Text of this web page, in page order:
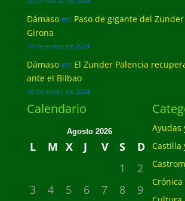
Dámasoen Paso de gigante del
Girona
14 de enero de 2024
Dámasoen El Zunder Palencia
ante el Bilbao
14 de enero de 2024
Calendario
Agosto 2026
L M X J V S
D
1
2
3
4 5 6 7 8
9
Ayudas
Castilla
Crónica